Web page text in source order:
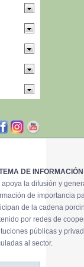
DE
apoya la difusión y
de importancia
de la cadena
por redes de
públicas y
al sector.